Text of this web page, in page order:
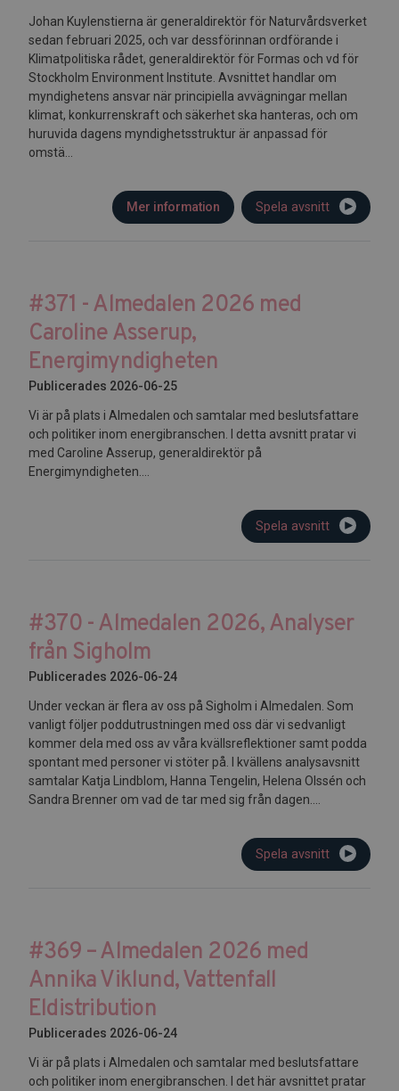
Johan Kuylenstierna är generaldirektör för Naturvårdsverket
sedan februari 2025, och var dessförinnan ordförande i
Klimatpolitiska rådet, generaldirektör för Formas och vd för
Stockholm Environment Institute. Avsnittet handlar om
myndighetens ansvar när principiella avvägningar mellan
klimat, konkurrenskraft och säkerhet ska hanteras, och om
huruvida dagens myndighetsstruktur är anpassad för
omstä...
Spela avsnitt
Mer information
#371 - Almedalen 2026 med
Caroline Asserup,
Energimyndigheten
Publicerades 2026-06-25
Vi är på plats i Almedalen och samtalar med beslutsfattare
och politiker inom energibranschen. I detta avsnitt pratar vi
med Caroline Asserup, generaldirektör på
Energimyndigheten....
Spela avsnitt
#370 - Almedalen 2026, Analyser
från Sigholm
Publicerades 2026-06-24
Under veckan är flera av oss på Sigholm i Almedalen. Som
vanligt följer poddutrustningen med oss där vi sedvanligt
kommer dela med oss av våra kvällsreflektioner samt podda
spontant med personer vi stöter på. I kvällens analysavsnitt
samtalar Katja Lindblom, Hanna Tengelin, Helena Olssén och
Sandra Brenner om vad de tar med sig från dagen....
Spela avsnitt
#369 – Almedalen 2026 med
Annika Viklund, Vattenfall
Eldistribution
Publicerades 2026-06-24
Vi är på plats i Almedalen och samtalar med beslutsfattare
och politiker inom energibranschen. I det här avsnittet pratar